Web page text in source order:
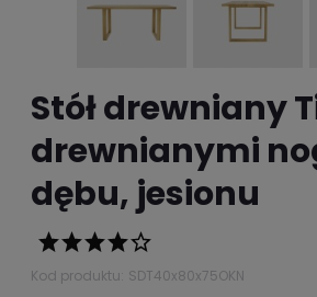
Stół drewniany
drewnianymi
dębu, jesionu
Kod produktu: SDT40x80x75OKN